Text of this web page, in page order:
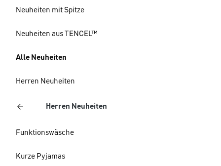
Neuheiten mit Spitze
Neuheiten aus TENCEL™
Alle Neuheiten
Herren Neuheiten
Herren Neuheiten
Funktionswäsche
Kurze Pyjamas